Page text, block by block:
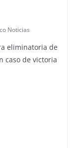
Noticias
eliminatoria de
caso de victoria